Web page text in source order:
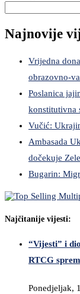
Najnovije
Vrijedna
obrazovno-
Poslanica
konstitutivna
Vučić:
Ambasada
dočekuje
Bugarin:
Najčitanije vijesti:
“Vijesti” i
RTCG
Ponedjeljak,